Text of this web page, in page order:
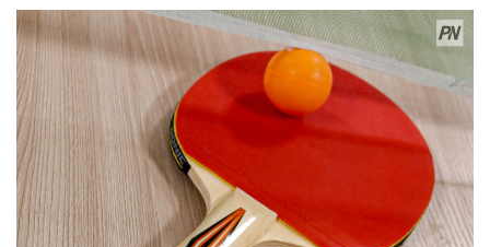
МИР
СПЕЦПРОЕКТЫ
СПОРТ
Чек-лист